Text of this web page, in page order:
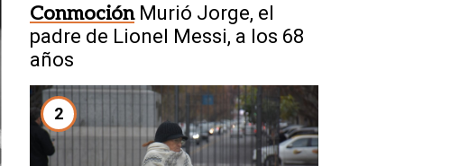
Conmoción Murió Jorge, el
padre de Lionel Messi, a los 68
años
2